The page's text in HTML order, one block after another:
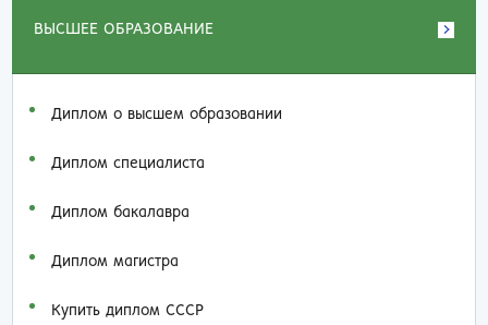
ВЫСШЕЕ ОБРАЗОВАНИЕ
Диплом о высшем образовании
Диплом специалиста
Диплом бакалавра
Диплом магистра
Купить диплом СССР